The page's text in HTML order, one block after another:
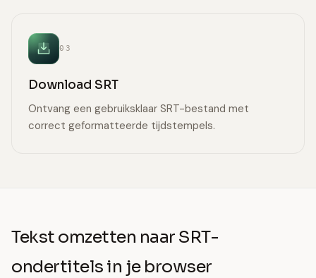
03
Download SRT
Ontvang een gebruiksklaar SRT-bestand met
correct geformatteerde tijdstempels.
Tekst omzetten naar SRT-
ondertitels in je browser